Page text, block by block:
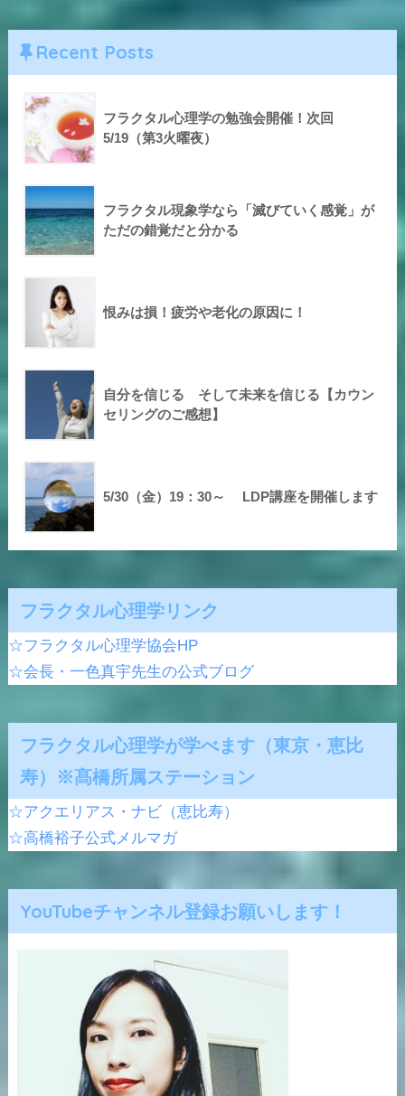
Recent Posts
フラクタル心理学の勉強会開催！次回
5/19（第3火曜夜）
フラクタル現象学なら「滅びていく感覚」が
ただの錯覚だと分かる
恨みは損！疲労や老化の原因に！
自分を信じる そして未来を信じる【カウン
セリングのご感想】
5/30（金）19：30～ LDP講座を開催します
フラクタル心理学リンク
☆フラクタル心理学協会HP
☆会長・一色真宇先生の公式ブログ
フラクタル心理学が学べます（東京・恵比
寿）※髙橋所属ステーション
☆アクエリアス・ナビ（恵比寿）
☆高橋裕子公式メルマガ
YouTubeチャンネル登録お願いします！